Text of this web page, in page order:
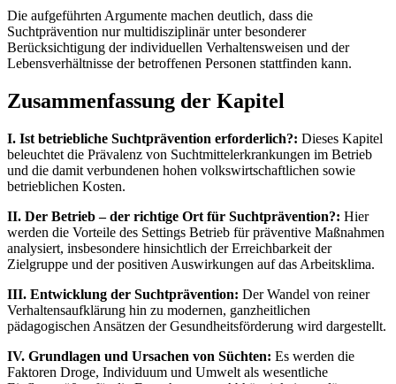
Die aufgeführten Argumente machen deutlich, dass die
Suchtprävention nur multidisziplinär unter besonderer
Berücksichtigung der individuellen Verhaltensweisen und der
Lebensverhältnisse der betroffenen Personen stattfinden kann.
Zusammenfassung der Kapitel
I. Ist betriebliche Suchtprävention erforderlich?: Dieses Kapitel
beleuchtet die Prävalenz von Suchtmittelerkrankungen im Betrieb
und die damit verbundenen hohen volkswirtschaftlichen sowie
betrieblichen Kosten.
II. Der Betrieb – der richtige Ort für Suchtprävention?: Hier
werden die Vorteile des Settings Betrieb für präventive Maßnahmen
analysiert, insbesondere hinsichtlich der Erreichbarkeit der
Zielgruppe und der positiven Auswirkungen auf das Arbeitsklima.
III. Entwicklung der Suchtprävention: Der Wandel von reiner
Verhaltensaufklärung hin zu modernen, ganzheitlichen
pädagogischen Ansätzen der Gesundheitsförderung wird dargestellt.
IV. Grundlagen und Ursachen von Süchten: Es werden die
Faktoren Droge, Individuum und Umwelt als wesentliche